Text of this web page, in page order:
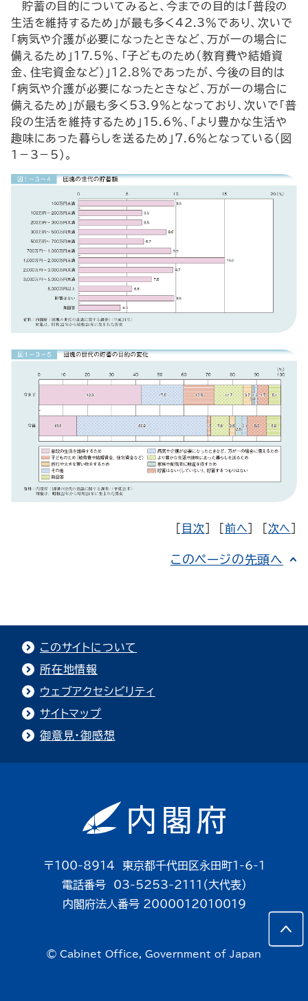
貯蓄の目的についてみると、今までの目的は「普段の
生活を維持するため」が最も多く42.3％であり、次いで
「病気や介護が必要になったときなど、万が一の場合に
備えるため」17.5％、「子どものため（教育費や結婚資
金、住宅資金など）」12.8％であったが、今後の目的は
「病気や介護が必要になったときなど、万が一の場合に
備えるため」が最も多く53.9％となっており、次いで「普
段の生活を維持するため」15.6％、「より豊かな生活や
趣味にあった暮らしを送るため」7.6％となっている（図
1－3－5）。
目次 前へ 次へ
このページの先頭へ
このサイトについて
所在地情報
ウェブアクセシビリティ
サイトマップ
御意見・御感想
〒100-8914 東京都千代田区永田町1-6-1
電話番号 03-5253-2111（大代表）
内閣府法人番号 2000012010019
© Cabinet Office, Government of Japan